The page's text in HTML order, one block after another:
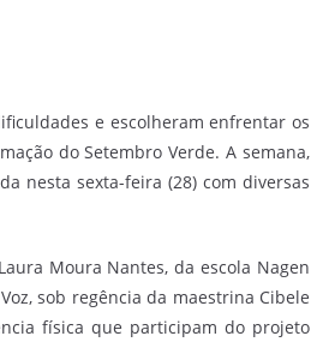
e escolheram enfrentar os
do Setembro Verde. A semana,
nesta sexta-feira (28) com diversas
Moura Nantes, da escola Nagen
sob regência da maestrina Cibele
física que participam do projeto